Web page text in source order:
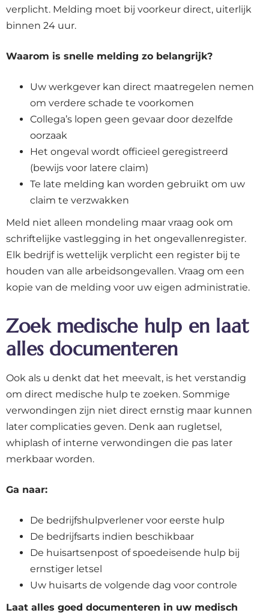
verplicht. Melding moet bij voorkeur direct, uiterlijk
binnen 24 uur.
Waarom is snelle melding zo belangrijk?
Uw werkgever kan direct maatregelen nemen
om verdere schade te voorkomen
Collega’s lopen geen gevaar door dezelfde
oorzaak
Het ongeval wordt officieel geregistreerd
(bewijs voor latere claim)
Te late melding kan worden gebruikt om uw
claim te verzwakken
Meld niet alleen mondeling maar vraag ook om
schriftelijke vastlegging in het ongevallenregister.
Elk bedrijf is wettelijk verplicht een register bij te
houden van alle arbeidsongevallen. Vraag om een
kopie van de melding voor uw eigen administratie.
Zoek medische hulp en laat
alles documenteren
Ook als u denkt dat het meevalt, is het verstandig
om direct medische hulp te zoeken. Sommige
verwondingen zijn niet direct ernstig maar kunnen
later complicaties geven. Denk aan rugletsel,
whiplash of interne verwondingen die pas later
merkbaar worden.
Ga naar:
De bedrijfshulpverlener voor eerste hulp
De bedrijfsarts indien beschikbaar
De huisartsenpost of spoedeisende hulp bij
ernstiger letsel
Uw huisarts de volgende dag voor controle
Laat alles goed documenteren in uw medisch